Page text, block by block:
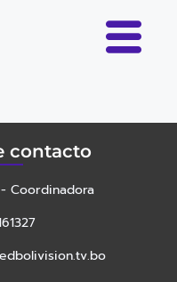
contacto
Coordinadora